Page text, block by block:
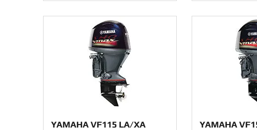
YAMAHA VF115 LA/XA YAMAHA